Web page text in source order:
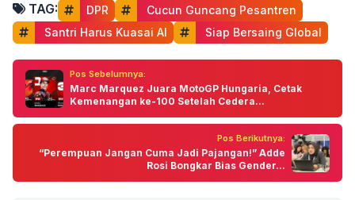
TAG: DPR
Cucun Guncang Pesantren
Santri Harus Kuasai AI
Siap Bersaing Global
Pos Sebelumnya:
Marc Marquez Juara MotoGP Hungaria, Cetak
Kemenangan ke-100 Setelah Cedera...
Pos Berikutnya:
“Perempuan Jangan Cuma Jadi Pajangan!” Adde
Rosi Bongkar Bias Gender...